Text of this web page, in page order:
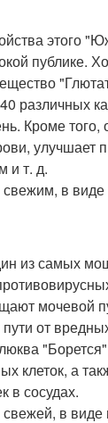
этого
публике.
различных
Кроме
улучшает
и т. д.
свежим, в
из самых
мочевой
от
клеток, а
в сосудах.
свежей, в